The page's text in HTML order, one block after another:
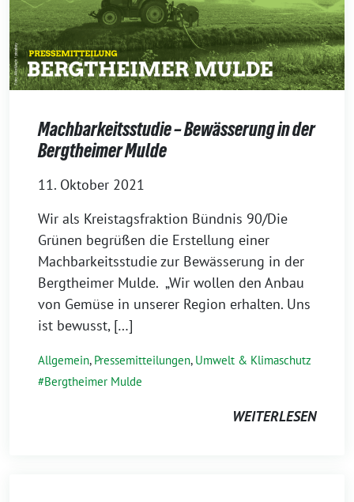
Machbarkeitsstudie – Bewässerung in der
Bergtheimer Mulde
11. Oktober 2021
Wir als Kreistagsfraktion Bündnis 90/Die
Grünen begrüßen die Erstellung einer
Machbarkeitsstudie zur Bewässerung in der
Bergtheimer Mulde. „Wir wollen den Anbau
von Gemüse in unserer Region erhalten. Uns
ist bewusst, […]
Allgemein, Pressemitteilungen, Umwelt & Klimaschutz
Bergtheimer Mulde
WEITERLESEN